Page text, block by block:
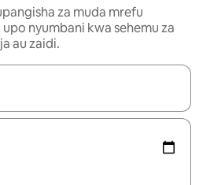
za muda mrefu
nyumbani kwa sehemu za
au zaidi.
vinjari kwa kutumia vitufe vya